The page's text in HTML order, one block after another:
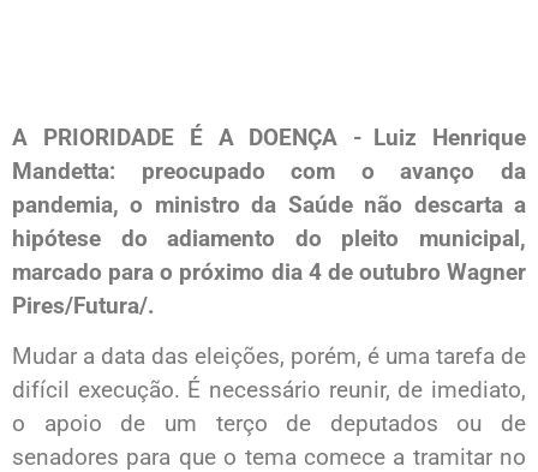
A PRIORIDADE É A DOENÇA - Luiz Henrique
Mandetta: preocupado com o avanço da
pandemia, o ministro da Saúde não descarta a
hipótese do adiamento do pleito municipal,
marcado para o próximo dia 4 de outubro Wagner
Pires/Futura/.
Mudar a data das eleições, porém, é uma tarefa de
difícil execução. É necessário reunir, de imediato,
o apoio de um terço de deputados ou de
senadores para que o tema comece a tramitar no